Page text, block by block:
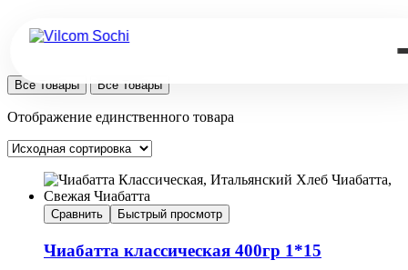
Все Товары Все Товары
Отображение единственного товара
Сравнить Быстрый просмотр
Чиабатта классическая 400гр 1*15